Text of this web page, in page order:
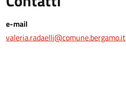
e-mail
valeria.radaelli@comune.bergamo.it